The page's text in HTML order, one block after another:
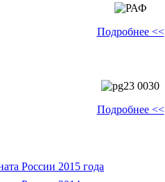
Подробнее <<
Подробнее <<
России 2015 года